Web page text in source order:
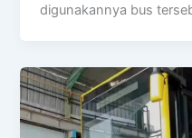
digunakannya bus